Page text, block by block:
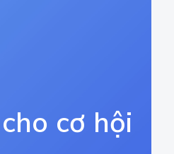
cơ hội